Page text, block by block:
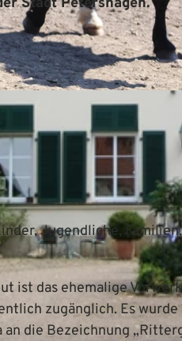
Jugendliche,
ist das ehemalige
zugänglich. Es
die Bezeichnung